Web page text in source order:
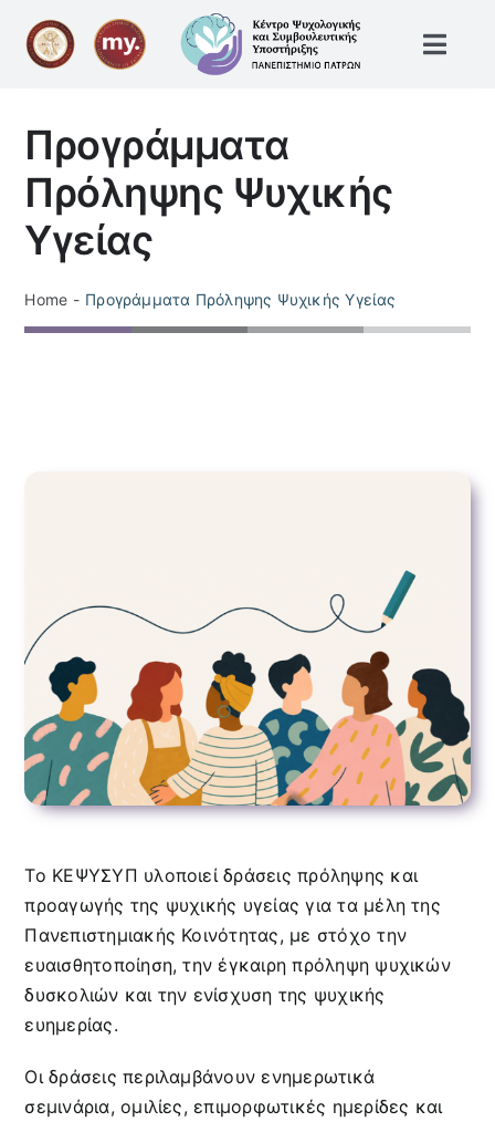
content
Οργάνωση
Υπηρεσίες
Ενημέρωση
Νομοθεσία
Επικοινωνία
Προγράμματα
Πρόληψης Ψυχικής
Υγείας
Home Προγράμματα Πρόληψης Ψυχικής Υγείας
Το ΚΕΨΥΣΥΠ υλοποιεί δράσεις πρόληψης και
προαγωγής της ψυχικής υγείας για τα μέλη της
Πανεπιστημιακής Κοινότητας, με στόχο την
ευαισθητοποίηση, την έγκαιρη πρόληψη ψυχικών
δυσκολιών και την ενίσχυση της ψυχικής
ευημερίας.
Οι δράσεις περιλαμβάνουν ενημερωτικά
σεμινάρια, ομιλίες, επιμορφωτικές ημερίδες και